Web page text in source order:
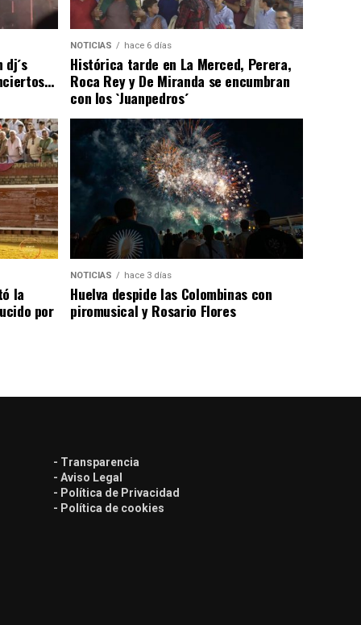
NOTICIAS hace 6 días
Histórica tarde en La Merced, Perera,
Roca Rey y De Miranda se encumbran
con los `Juanpedros´
la
por
NOTICIAS hace 3 días
Huelva despide las Colombinas con
piromusical y Rosario Flores
- Transparencia
- Aviso Legal
- Política de Privacidad
- Política de cookies